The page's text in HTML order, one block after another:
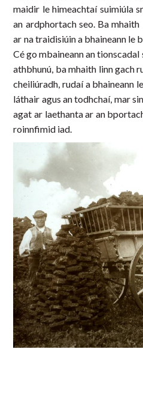
maidir le himeachtaí suimiúla
an ardphortach seo. Ba
ar na traidisiúin a bhaineann le
Cé go mbaineann an
athbhunú, ba mhaith linn gach
cheiliúradh, rudaí a bhaineann
láthair agus an todhchaí, mar
agat ar laethanta ar an
roinnfimid iad.